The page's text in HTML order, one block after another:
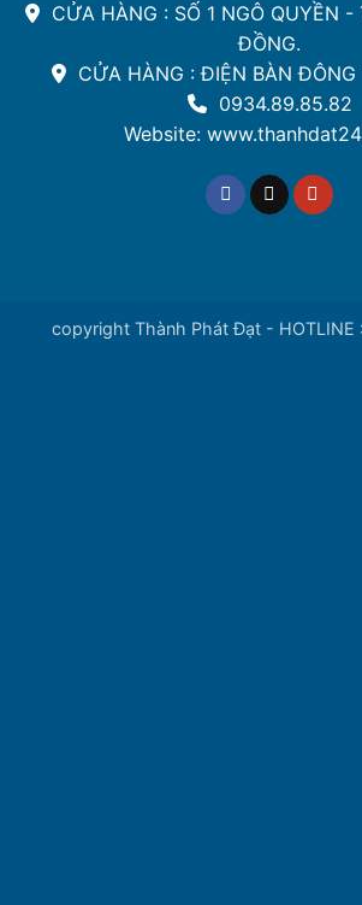
CỬA HÀNG : SỐ 1 NGÔ QUYỀN -
ĐỒNG.
CỬA HÀNG : ĐIỆN BÀN
0934.89.85.82
Website:
copyright Thành Phát Đạt -